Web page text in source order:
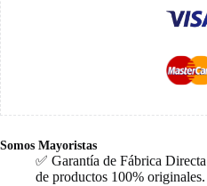
Somos Mayoristas
✅ Garantía de Fábrica
de productos 100% originales.